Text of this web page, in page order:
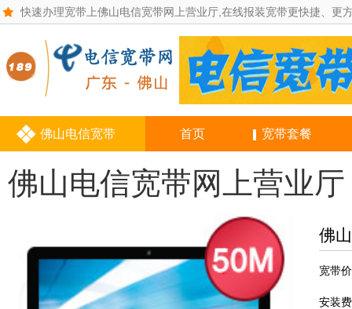
快速办理宽带上佛山电信宽带网上营业厅,在线报装宽带更快捷、更
佛山电信宽带 首页 宽带套餐
佛山电信宽带网上营业厅
佛
宽带
安装